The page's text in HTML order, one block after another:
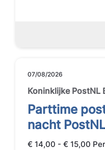
07/08/2026
Koninklijke PostNL
Parttime
nacht
€ 14,00 - € 15,00